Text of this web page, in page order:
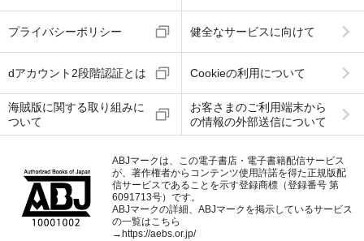
プライバシーポリシー 健全なサービスに向けて
dアカウント2段階認証とは Cookieの利用について
海賊版に関する取り組みに
ついて
お客さまのご利用端末から
の情報の外部送信について
ABJマークは、この電子書店・電子書籍配信サービス
が、著作権者からコンテンツ使用許諾を得た正規版配
信サービスであることを示す登録商標（登録番号 第
6091713号）です。
ABJマークの詳細、ABJマークを掲示しているサービス
の一覧はこちら
→ https://aebs.or.jp/